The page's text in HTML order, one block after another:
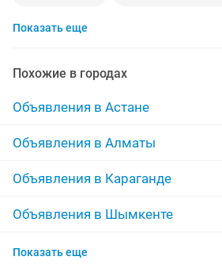
репетитор начальная школа
онлайн репетитор казахского
репетитор китайского языка
репетитор начальных классоав
репетиторы казахский русский
репетитор по фортепиано
Показать еще
Похожие в городах
Объявления в Астане
Объявления в Алматы
Объявления в Караганде
Объявления в Шымкенте
Объявления в Усть-Каменогорске
Показать еще